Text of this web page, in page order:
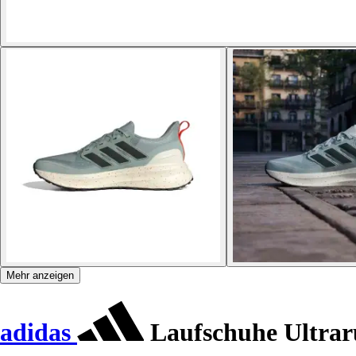
Mehr anzeigen
adidas Laufschuhe